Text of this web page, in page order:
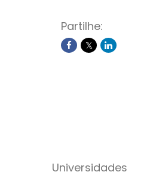
Partilhe:
Universidades